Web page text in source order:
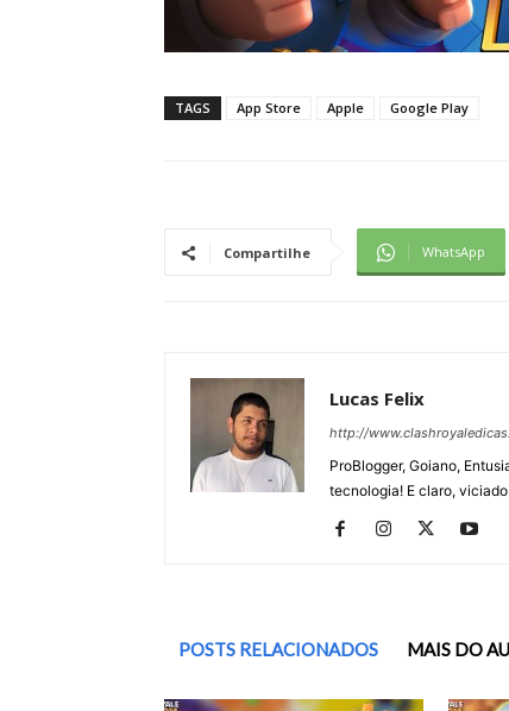
TAGS App Store Apple Google Play
Compartilhe WhatsApp
Lucas Felix
http://
ProBlogger, Goiano,
tecnologia! E claro,
POSTS RELACIONADOS MAIS DO